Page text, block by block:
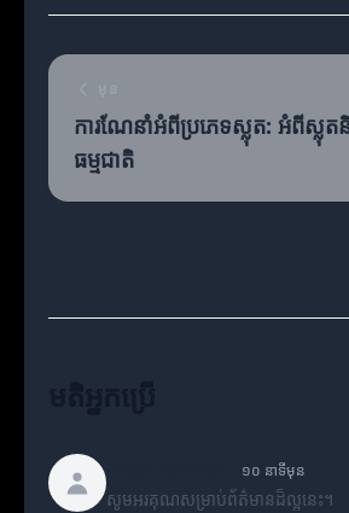
ការណែនាំអំពីប្រភេទស្លុត: អំពីស្លុត
ធម្មជាតិ
១០ នាទីមុន
សូមអរគុណសម្រាប់ព័ត៌មានដ៏ល្អនេះ។